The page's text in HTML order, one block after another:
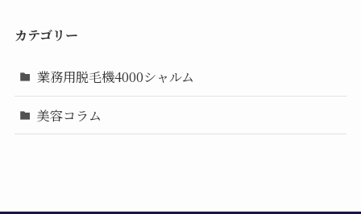
カテゴリー
業務用脱毛機4000シャルム
美容コラム